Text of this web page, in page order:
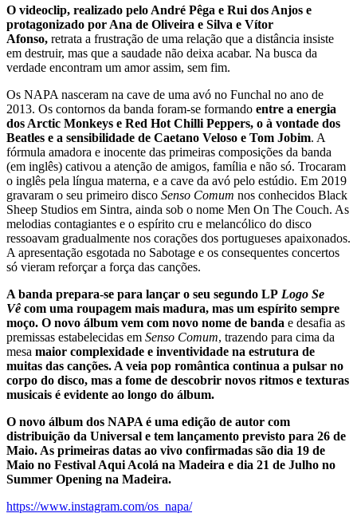
O videoclip, realizado pelo André Pêga e Rui dos Anjos e
protagonizado por Ana de Oliveira e Silva e Vítor
Afonso, retrata a frustração de uma relação que a distância insiste
em destruir, mas que a saudade não deixa acabar. Na busca da
verdade encontram um amor assim, sem fim.
Os NAPA nasceram na cave de uma avó no Funchal no ano de
2013. Os contornos da banda foram-se formando entre a energia
dos Arctic Monkeys e Red Hot Chilli Peppers, o à vontade dos
Beatles e a sensibilidade de Caetano Veloso e Tom Jobim. A
fórmula amadora e inocente das primeiras composições da banda
(em inglês) cativou a atenção de amigos, família e não só. Trocaram
o inglês pela língua materna, e a cave da avó pelo estúdio. Em 2019
gravaram o seu primeiro disco Senso Comum nos conhecidos Black
Sheep Studios em Sintra, ainda sob o nome Men On The Couch. As
melodias contagiantes e o espírito cru e melancólico do disco
ressoavam gradualmente nos corações dos portugueses apaixonados.
A apresentação esgotada no Sabotage e os consequentes concertos
só vieram reforçar a força das canções.
A banda prepara-se para lançar o seu segundo LP Logo Se
Vê com uma roupagem mais madura, mas um espírito sempre
moço. O novo álbum vem com novo nome de banda e desafia as
premissas estabelecidas em Senso Comum, trazendo para cima da
mesa maior complexidade e inventividade na estrutura de
muitas das canções. A veia pop romântica continua a pulsar no
corpo do disco, mas a fome de descobrir novos ritmos e texturas
musicais é evidente ao longo do álbum.
O novo álbum dos NAPA é uma edição de autor com
distribuição da Universal e tem lançamento previsto para 26 de
Maio. As primeiras datas ao vivo confirmadas são dia 19 de
Maio no Festival Aqui Acolá na Madeira e dia 21 de Julho no
Summer Opening na Madeira.
https://www.instagram.com/os_napa/